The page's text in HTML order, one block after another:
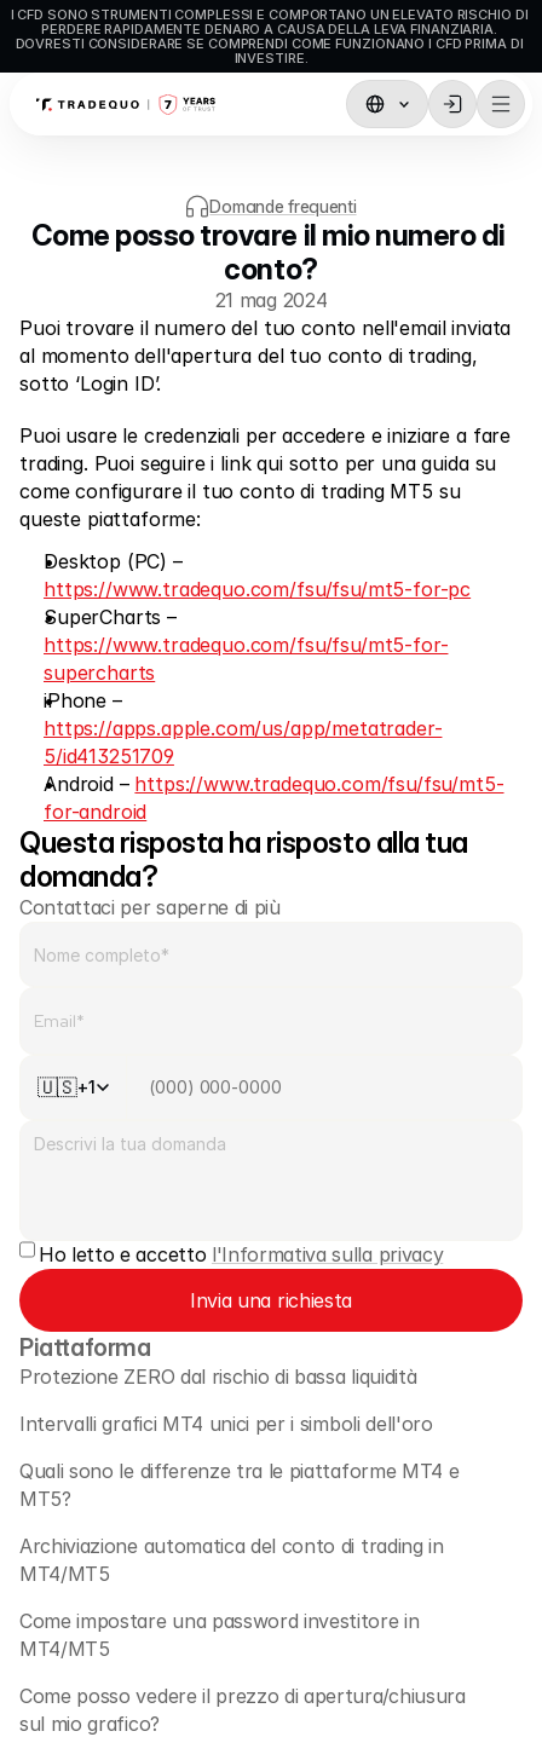
I CFD SONO STRUMENTI COMPLESSI E COMPORTANO UN ELEVATO RISCHIO DI
PERDERE RAPIDAMENTE DENARO A CAUSA DELLA LEVA FINANZIARIA.
DOVRESTI CONSIDERARE SE COMPRENDI COME FUNZIONANO I CFD PRIMA DI
INVESTIRE.
MetaTrader5
Trading sociale
Depositi e prelievi
Tipi di Conto
Specifiche del Conto
Mercati
Forex
Metalli
Indici
Azioni
Energie
Azienda
Broker introduttori
FAQ
Contattaci
Documenti Legali
Impara
Blog
Investire 101
Calendario Economico
Snaps
Affiliato
Domande frequenti
Come posso trovare il mio numero di
conto?
21 mag 2024
Piattaforma
Protezione ZERO dal rischio di bassa liquidità
Intervalli grafici MT4 unici per i simboli dell'oro
Quali sono le differenze tra le piattaforme MT4 e
MT5?
Archiviazione automatica del conto di trading in
MT4/MT5
Come impostare una password investitore in
MT4/MT5
Come posso vedere il prezzo di apertura/chiusura
sul mio grafico?
Puoi trovare il numero del tuo conto nell'email inviata
al momento dell'apertura del tuo conto di trading,
sotto ‘Login ID’.
Puoi usare le credenziali per accedere e iniziare a fare
trading. Puoi seguire i link qui sotto per una guida su
come configurare il tuo conto di trading MT5 su
queste piattaforme:
Desktop (PC) –
https://www.tradequo.com/fsu/fsu/mt5-for-pc
SuperCharts –
https://www.tradequo.com/fsu/fsu/mt5-for-
supercharts
iPhone –
https://apps.apple.com/us/app/metatrader-
5/id413251709
Android – https://www.tradequo.com/fsu/fsu/mt5-
for-android
Questa risposta ha risposto alla tua
domanda?
Contattaci per saperne di più
🇺🇸+1
Ho letto e accetto l'Informativa sulla privacy
Invia una richiesta